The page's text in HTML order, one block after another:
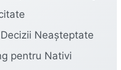
Neașteptate
pentru Nativi